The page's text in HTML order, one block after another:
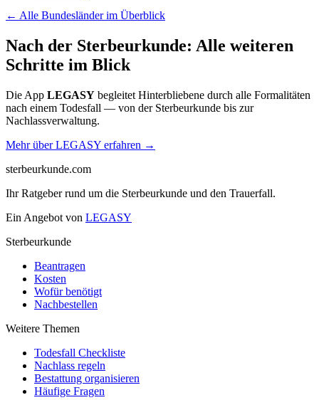
← Alle Bundesländer im Überblick
Nach der Sterbeurkunde: Alle weiteren
Schritte im Blick
Die App LEGASY begleitet Hinterbliebene durch alle Formalitäten
nach einem Todesfall — von der Sterbeurkunde bis zur
Nachlassverwaltung.
Mehr über LEGASY erfahren →
sterbeurkunde.com
Ihr Ratgeber rund um die Sterbeurkunde und den Trauerfall.
Ein Angebot von LEGASY
Sterbeurkunde
Beantragen
Kosten
Wofür benötigt
Nachbestellen
Weitere Themen
Todesfall Checkliste
Nachlass regeln
Bestattung organisieren
Häufige Fragen